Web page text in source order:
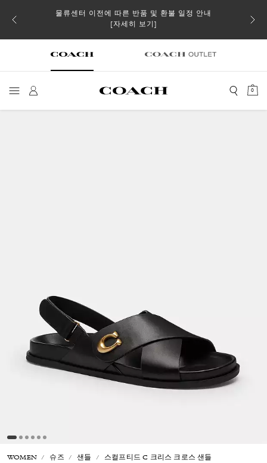
스트
물류센터 이전에 따른 반품 및 환불 일정 안내
[자세히 보기]
일부
0
WOMEN 슈즈 샌들 스컬프티드 C 크리스 크로스 샌들